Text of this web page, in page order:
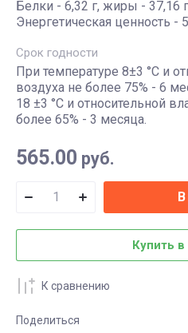
Белки - 6,32 г, жиры - 37,16
Энергетическая ценность
Срок годности
При температуре 8±3 °С и
воздуха не более 75% - 6
18 ±3 °С и относительной
более 65% - 3 месяца.
565.00 руб.
В
Купить в
К сравнению
Поделиться